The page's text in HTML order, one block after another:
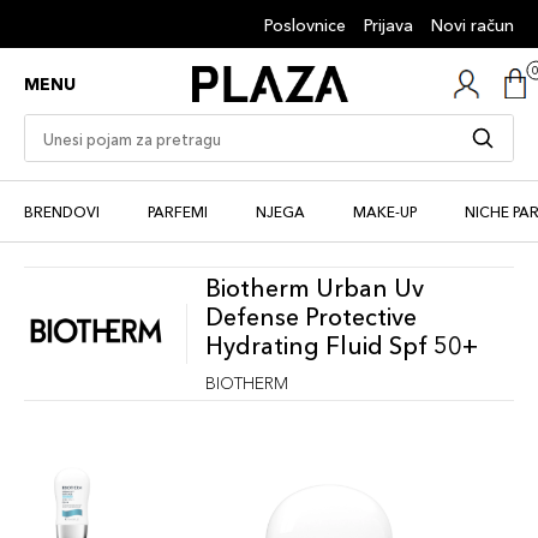
Poslovnice Prijava Novi račun
MENU
BRENDOVI PARFEMI NJEGA MAKE-UP NICHE
Biotherm Urban Uv
Defense Protective
Hydrating Fluid Spf 50+
BIOTHERM